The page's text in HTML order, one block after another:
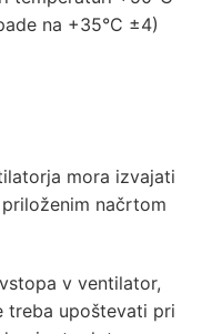
na +35°C ±4)
mora izvajati
načrtom
v ventilator,
treba upoštevati pri